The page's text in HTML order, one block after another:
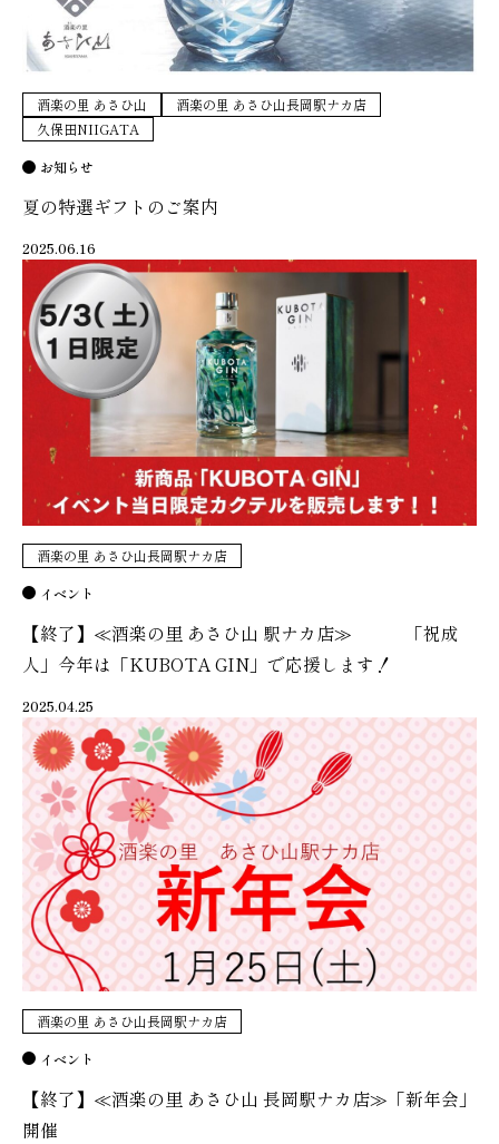
酒楽の里 あさひ山
酒楽の里 あさひ山長岡駅ナカ店
久保田NIIGATA
お知らせ
夏の特選ギフトのご案内
2025.06.16
酒楽の里 あさひ山長岡駅ナカ店
イベント
【終了】≪酒楽の里 あさひ山 駅ナカ店≫ 「祝成
人」今年は「KUBOTA GIN」で応援します！
2025.04.25
酒楽の里 あさひ山長岡駅ナカ店
イベント
【終了】≪酒楽の里 あさひ山 長岡駅ナカ店≫「新年会」
開催